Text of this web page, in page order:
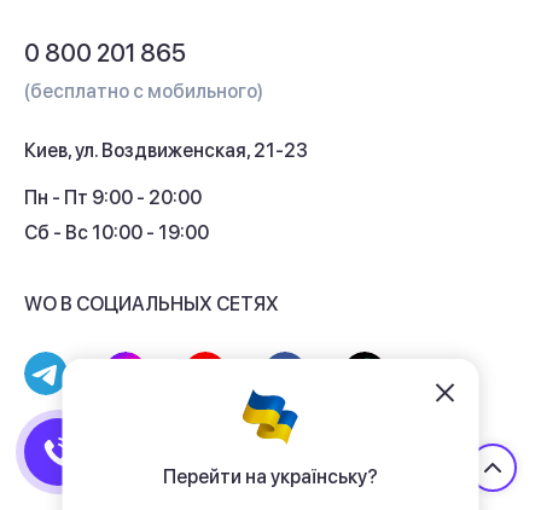
Перейти на українську?
Кэшбек
0 800 201 865
(бесплатно с мобильного)
Киев, ул. Воздвиженская, 21-23
Пн - Пт 9:00 - 20:00
Сб - Вс 10:00 - 19:00
WO В СОЦИАЛЬНЫХ СЕТЯХ
Договор публичной оферты
Политика конфиденциальности